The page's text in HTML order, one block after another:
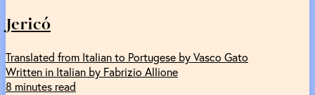
Jericó
Translated from Italian to Portugese by Vasco Gato
Written in Italian by Fabrizio Allione
8 minutes read